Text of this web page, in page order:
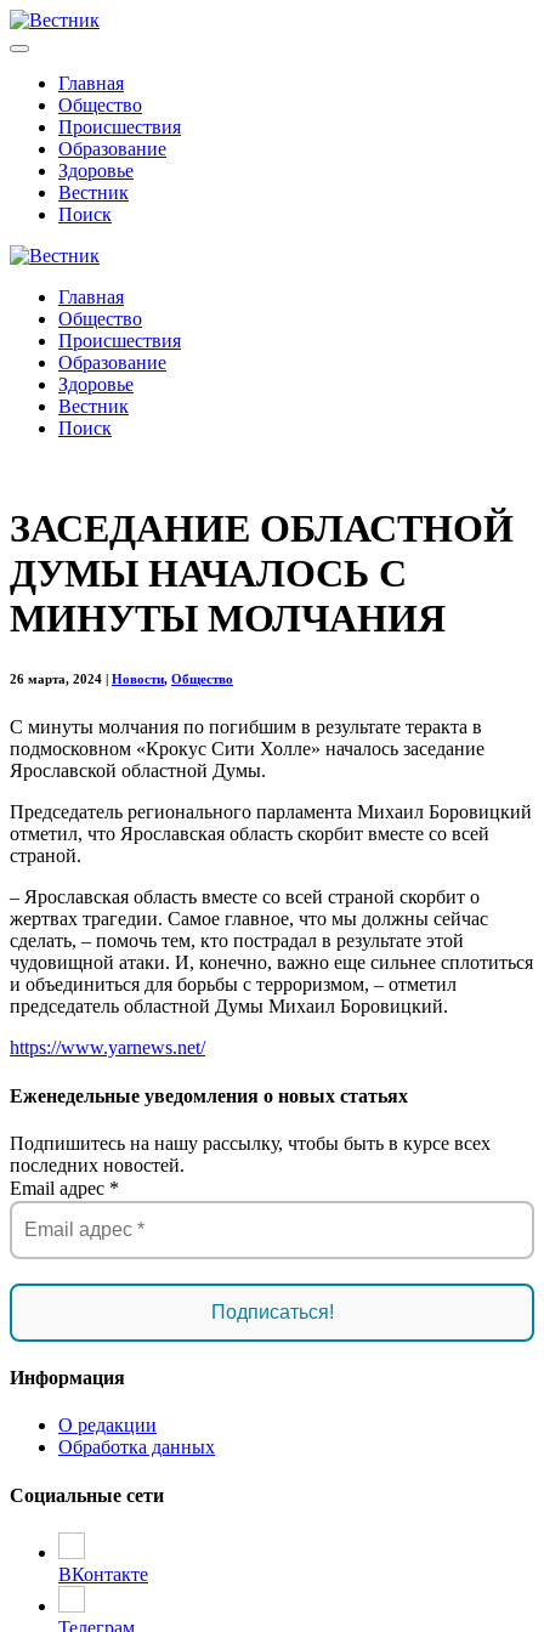
Главная
Общество
Происшествия
Образование
Здоровье
Вестник
Поиск
Главная
Общество
Происшествия
Образование
Здоровье
Вестник
Поиск
ЗАСЕДАНИЕ ОБЛАСТНОЙ
ДУМЫ НАЧАЛОСЬ С
МИНУТЫ МОЛЧАНИЯ
26 марта, 2024 Новости, Общество
С минуты молчания по погибшим в результате теракта в
подмосковном «Крокус Сити Холле» началось заседание
Ярославской областной Думы.
Председатель регионального парламента Михаил Боровицкий
отметил, что Ярославская область скорбит вместе со всей
страной.
– Ярославская область вместе со всей страной скорбит о
жертвах трагедии. Самое главное, что мы должны сейчас
сделать, – помочь тем, кто пострадал в результате этой
чудовищной атаки. И, конечно, важно еще сильнее сплотиться
и объединиться для борьбы с терроризмом, – отметил
председатель областной Думы Михаил Боровицкий.
https://www.yarnews.net/
Еженедельные уведомления о новых статьях
Подпишитесь на нашу рассылку, чтобы быть в курсе всех
последних новостей.
Email адрес *
Информация
О редакции
Обработка данных
Социальные сети
ВКонтакте
Телеграм